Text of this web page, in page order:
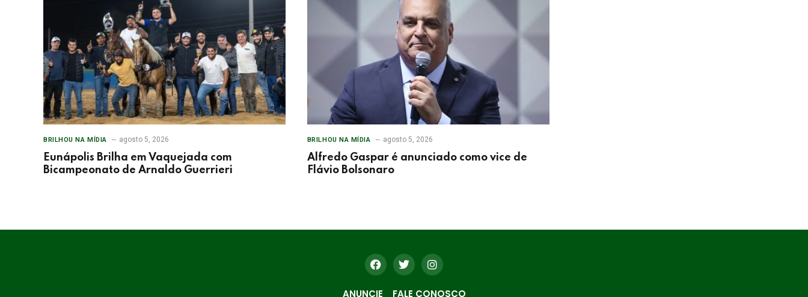
BRILHOU NA MÍDIA agosto 5, 2026
Eunápolis Brilha em Vaquejada com
Bicampeonato de Arnaldo Guerrieri
BRILHOU NA MÍDIA agosto 5, 2026
Alfredo Gaspar é anunciado como vice de
Flávio Bolsonaro
ANUNCIE FALE CONOSCO